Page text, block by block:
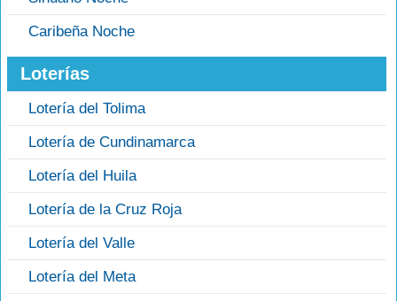
Caribeña Noche
Loterías
Lotería del Tolima
Lotería de Cundinamarca
Lotería del Huila
Lotería de la Cruz Roja
Lotería del Valle
Lotería del Meta